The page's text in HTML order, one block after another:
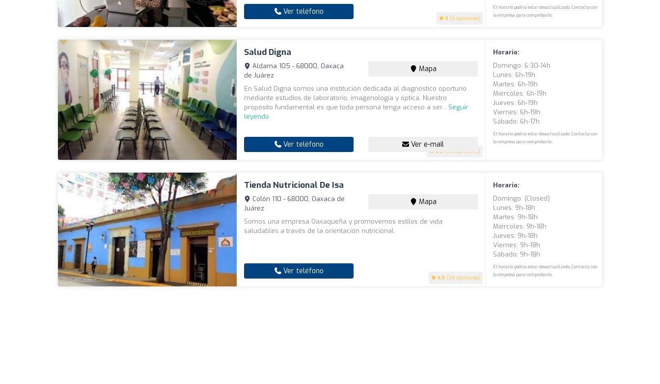
5 (4 opiniones)
Ver teléfono
El horario podría estar desactualizado. Contacta con
la empresa para comprobarlo.
Salud Digna
3.5 (135 opiniones)
Aldama 105 - 68000, Oaxaca
de Juárez
Mapa
En Salud Digna somos una institución dedicada al diagnóstico oportuno
mediante estudios de laboratorio, imagenología y óptica. Nuestro
propósito fundamental es que toda persona tenga acceso a ser... Seguir
leyendo
Ver teléfono Ver e-mail
Horario:
Domingo: 6:30-14h
Lunes: 6h-19h
Martes: 6h-19h
Miércoles: 6h-19h
Jueves: 6h-19h
Viernes: 6h-19h
Sábado: 6h-17h
El horario podría estar desactualizado. Contacta con
la empresa para comprobarlo.
Tienda Nutricional De Isa
4.5 (39 opiniones)
Colón 110 - 68000, Oaxaca de
Juárez
Mapa
Somos una empresa Oaxaqueña y promovemos estilos de vida
saludables a través de la orientación nutricional
Ver teléfono
Horario:
Domingo: (closed)
Lunes: 9h-18h
Martes: 9h-18h
Miércoles: 9h-18h
Jueves: 9h-18h
Viernes: 9h-18h
Sábado: 9h-18h
El horario podría estar desactualizado. Contacta con
la empresa para comprobarlo.